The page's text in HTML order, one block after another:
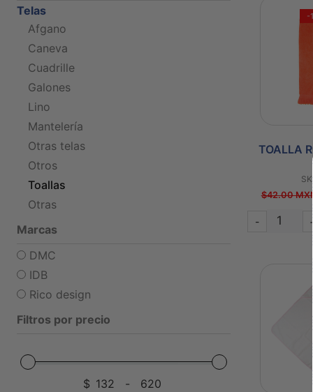
Telas
Afgano
Caneva
Cuadrille
Galones
Lino
Mantelería
Otras telas
Otros
Toallas
Otras
Marcas
DMC
IDB
Rico design
Filtros por precio
$ -
-
TOALLA
$42.00 MXN
- +